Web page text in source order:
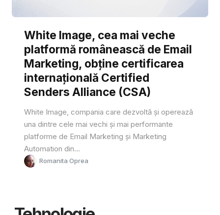
White Image, cea mai veche
platformă românească de Email
Marketing, obține certificarea
internațională Certified
Senders Alliance (CSA)
White Image, compania care dezvoltă și operează
una dintre cele mai vechi și mai performante
platforme de Email Marketing și Marketing
Automation din...
Romanita Oprea